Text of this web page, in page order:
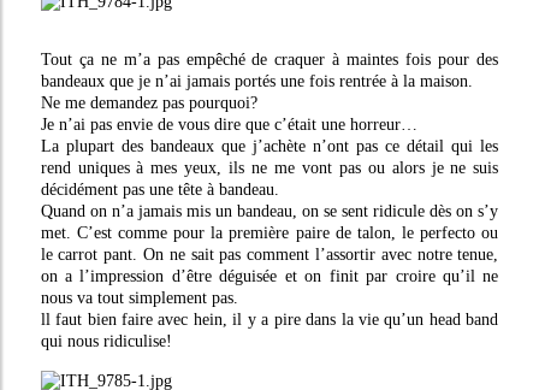
Tout ça ne m’a pas empêché de craquer à maintes fois pour des
bandeaux que je n’ai jamais portés une fois rentrée à la maison.
Ne me demandez pas pourquoi?
Je n’ai pas envie de vous dire que c’était une horreur…
La plupart des bandeaux que j’achète n’ont pas ce détail qui les
rend uniques à mes yeux, ils ne me vont pas ou alors je ne suis
décidément pas une tête à bandeau.
Quand on n’a jamais mis un bandeau, on se sent ridicule dès on s’y
met. C’est comme pour la première paire de talon, le perfecto ou
le carrot pant. On ne sait pas comment l’assortir avec notre tenue,
on a l’impression d’être déguisée et on finit par croire qu’il ne
nous va tout simplement pas.
ll faut bien faire avec hein, il y a pire dans la vie qu’un head band
qui nous ridiculise!